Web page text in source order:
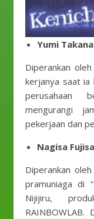
Yumi
Diperankan
kerjanya saat ia
perusahaan
mengurangi
pekerjaan dan
Nagisa
Diperankan
pramuniaga di
Nijijiru,